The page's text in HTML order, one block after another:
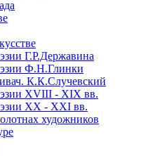
Г.Р.Державина
Ф.Н.Глинки
К.К.Случевский
XVIII - XIX вв.
XX - XXI вв.
художников